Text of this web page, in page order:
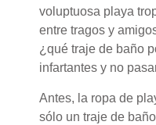
voluptuosa playa
entre tragos y
¿qué traje de baño
infartantes y no
Antes, la ropa de
sólo un traje de